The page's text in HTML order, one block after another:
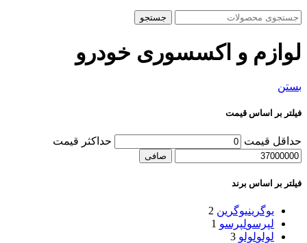
جستجو
لوازم و اکسسوری خودرو
بستن
فیلتر بر اساس قیمت
حداقل قیمت حداكثر قيمت
صافی
فیلتر بر اساس برند
یوگرینیوگرین 2
لپرسولپرسو 1
لولولولو 3